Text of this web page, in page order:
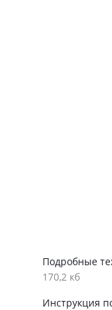
Подробные
170,2 кб
Инструкция